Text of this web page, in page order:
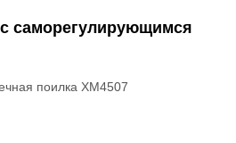
саморегулирующимся
поилка XM4507